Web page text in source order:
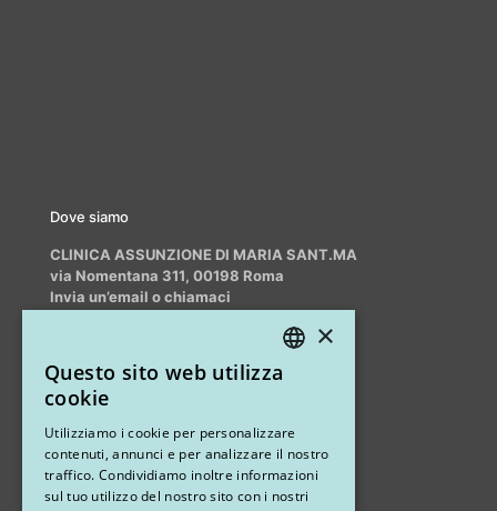
Dove siamo
CLINICA ASSUNZIONE DI MARIA SANT.MA
via Nomentana 311, 00198 Roma
Invia un’email o chiamaci
Altri studi
STUDIO MARIANETTI MED
via Sandro Pertini 26, 67051 Avezzano (AQ)
×
Questo sito web utilizza
cookie
Utilizziamo i cookie per personalizzare
contenuti, annunci e per analizzare il nostro
traffico. Condividiamo inoltre informazioni
sul tuo utilizzo del nostro sito con i nostri